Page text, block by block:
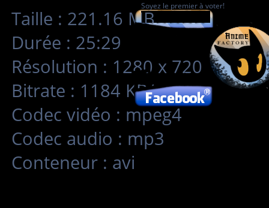
Taille : 221.16 MB
Durée : 25:29
Résolution : 1280 x 720
Bitrate : 1184 KB/s
Codec vidéo : mpeg4
Codec audio : mp3
Conteneur : avi
Soyez le premier à voter!